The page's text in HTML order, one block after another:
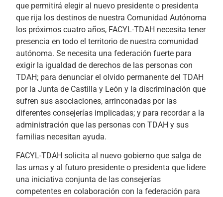
que permitirá elegir al nuevo presidente o presidenta
que rija los destinos de nuestra Comunidad Autónoma
los próximos cuatro años, FACYL-TDAH necesita tener
presencia en todo el territorio de nuestra comunidad
autónoma. Se necesita una federación fuerte para
exigir la igualdad de derechos de las personas con
TDAH; para denunciar el olvido permanente del TDAH
por la Junta de Castilla y León y la discriminación que
sufren sus asociaciones, arrinconadas por las
diferentes consejerías implicadas; y para recordar a la
administración que las personas con TDAH y sus
familias necesitan ayuda.
FACYL-TDAH solicita al nuevo gobierno que salga de
las urnas y al futuro presidente o presidenta que lidere
una iniciativa conjunta de las consejerías
competentes en colaboración con la federación para